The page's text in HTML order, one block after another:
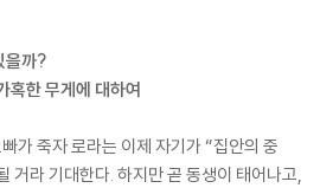
을까?
혹한 무게에 대하여
가 죽자 로라는 이제 자기가 “집안의 중
거라 기대한다. 하지만 곧 동생이 태어나고,